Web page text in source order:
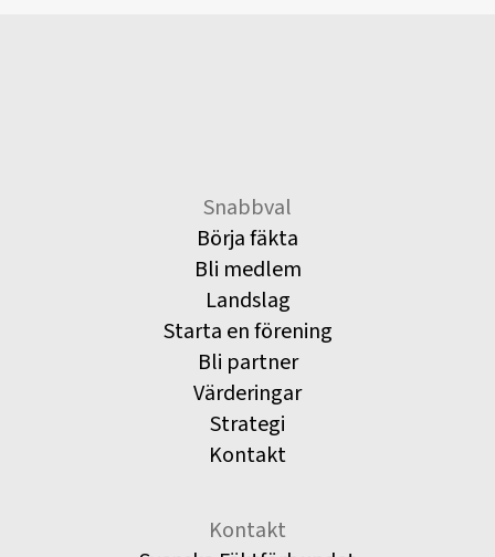
Snabbval
Börja fäkta
Bli medlem
Landslag
Starta en förening
Bli partner
Värderingar
Strategi
Kontakt
Kontakt